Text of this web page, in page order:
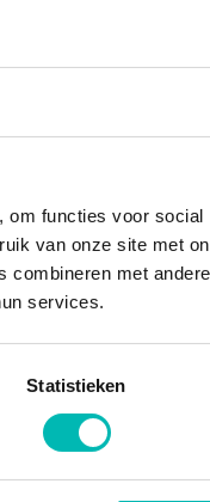
functies voor
van onze site met
met
services.
Statistieken